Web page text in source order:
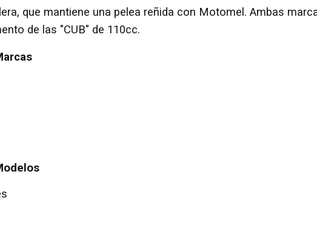
que mantiene una pelea reñida con Motomel. Ambas
de las "CUB" de 110cc.